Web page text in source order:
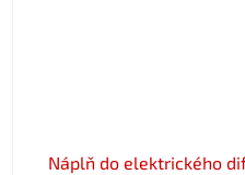
Náplň do elektrického